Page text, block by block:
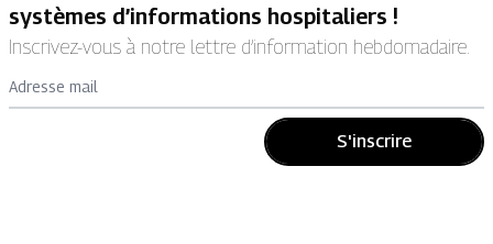
systèmes d’informations hospitaliers !
Inscrivez-vous à notre lettre d’information hebdomadaire.
Adresse mail
S'inscrire